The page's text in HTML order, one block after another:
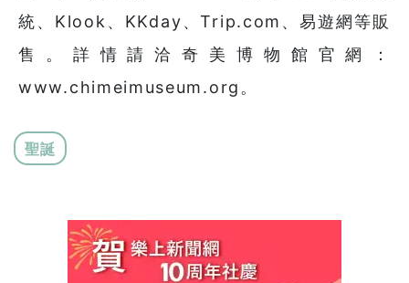
統、Klook、KKday、Trip.com、易遊網等販
售。詳情請洽奇美博物館官網：
www.chimeimuseum.org。
聖誕